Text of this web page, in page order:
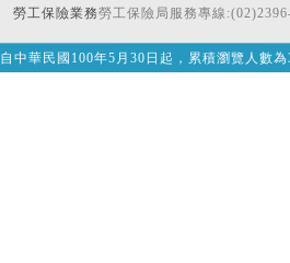
勞工保險業務勞工保險局服務專線
自中華民國100年5月30日起，累積瀏覽人數